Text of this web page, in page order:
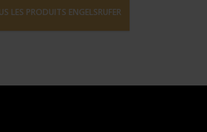
LES PRODUITS ENGELSRUFER